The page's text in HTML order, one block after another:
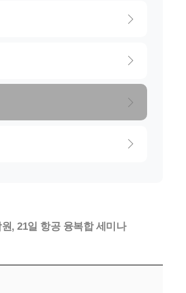
, 21일 항공 융복합 세미나